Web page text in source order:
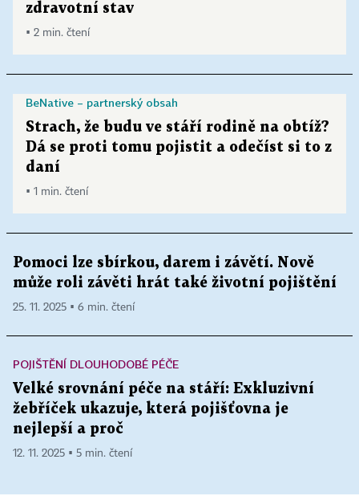
zdravotní stav
▪ 2 min. čtení
BeNative – partnerský obsah
Strach, že budu ve stáří rodině na obtíž?
Dá se proti tomu pojistit a odečíst si to z
daní
▪ 1 min. čtení
Pomoci lze sbírkou, darem i závětí. Nově
může roli závěti hrát také životní pojištění
25. 11. 2025 ▪ 6 min. čtení
POJIŠTĚNÍ DLOUHODOBÉ PÉČE
Velké srovnání péče na stáří: Exkluzivní
žebříček ukazuje, která pojišťovna je
nejlepší a proč
12. 11. 2025 ▪ 5 min. čtení